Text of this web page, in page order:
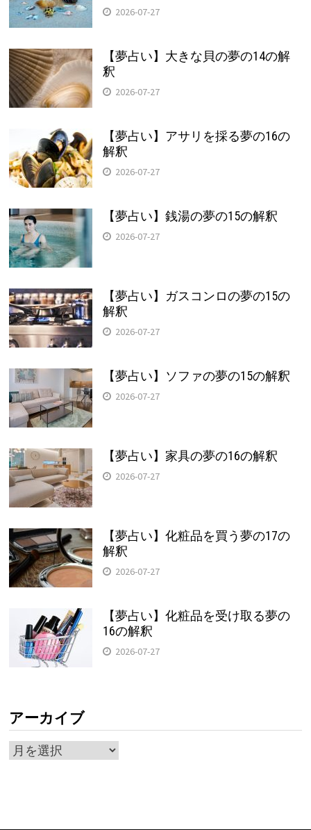
2026-07-27
【夢占い】大きな貝の夢の14の解
釈
2026-07-27
【夢占い】アサリを採る夢の16の
解釈
2026-07-27
【夢占い】銭湯の夢の15の解釈
2026-07-27
【夢占い】ガスコンロの夢の15の
解釈
2026-07-27
【夢占い】ソファの夢の15の解釈
2026-07-27
【夢占い】家具の夢の16の解釈
2026-07-27
【夢占い】化粧品を買う夢の17の
解釈
2026-07-27
【夢占い】化粧品を受け取る夢の
16の解釈
2026-07-27
アーカイブ
ア